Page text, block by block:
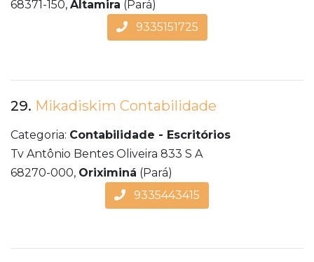
68371-150, Altamira (Pará)
9335151725
29. Mikadiskim Contabilidade
Categoria: Contabilidade - Escritórios
Tv Antônio Bentes Oliveira 833 S A
68270-000, Oriximiná (Pará)
9335443415